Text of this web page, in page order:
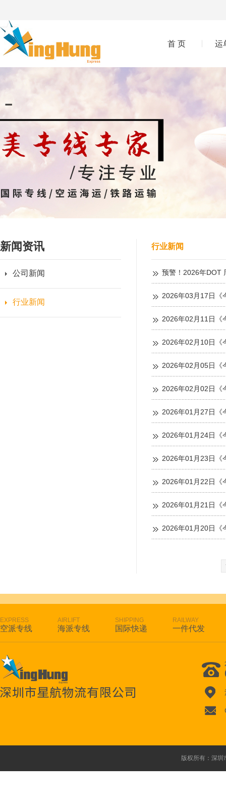
首 页 运
新闻资讯
公司新闻
行业新闻
行业新闻
预警！2026年DOT
2026年03月17日《
2026年02月11日《
2026年02月10日《
2026年02月05日《
2026年02月02日《
2026年01月27日《
2026年01月24日《
2026年01月23日《
2026年01月22日《
2026年01月21日《
2026年01月20日《
EXPRESS
空派专线
AIRLIFT
海派专线
SHIPPING
国际快递
RAILWAY
一件代发
版权所有：深